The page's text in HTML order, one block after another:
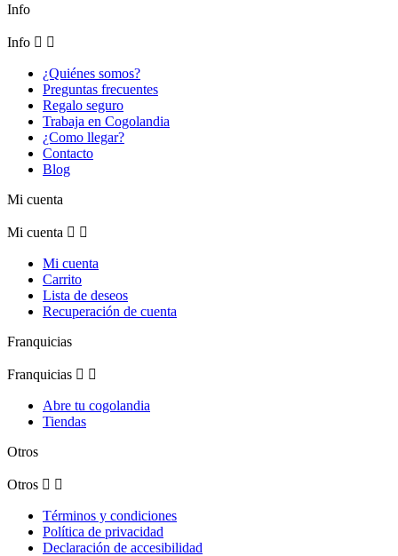
Info
Info  
¿Quiénes somos?
Preguntas frecuentes
Regalo seguro
Trabaja en Cogolandia
¿Como llegar?
Contacto
Blog
Mi cuenta
Mi cuenta  
Mi cuenta
Carrito
Lista de deseos
Recuperación de cuenta
Franquicias
Franquicias  
Abre tu cogolandia
Tiendas
Otros
Otros  
Términos y condiciones
Política de privacidad
Declaración de accesibilidad